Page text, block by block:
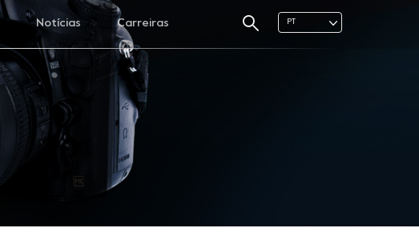
PT
Notícias Carreiras